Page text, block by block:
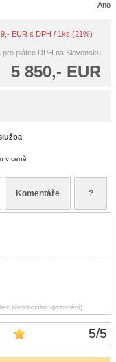
5/5
Ano
EUR s DPH / 1ks (21%)
pro plátce DPH na Slovensku
5 850,- EUR
v ceně
Komentáře ?
předchozího upozornění)